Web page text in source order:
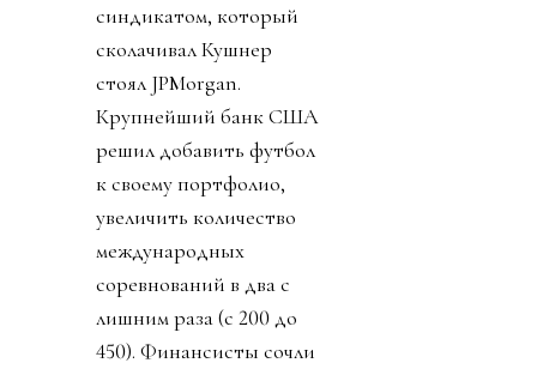
синдикатом, который
сколачивал Кушнер
стоял JPMorgan.
Крупнейший банк США
решил добавить футбол
к своему портфолио,
увеличить количество
международных
соревнований в два с
лишним раза (с 200 до
450). Финансисты сочли